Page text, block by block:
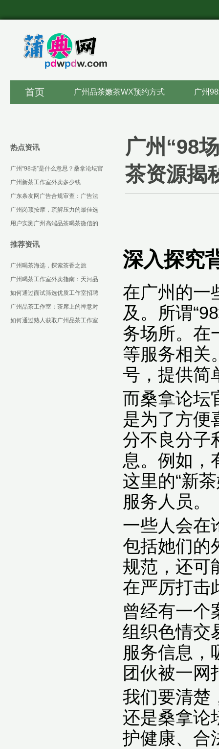
首页 广州品茶嫩茶WX预约方式 广州
广州“98
茶资源揭
深入探究
在广州的一
及。所谓
务场所。在
等服务相关
号，提供简
而桑拿论坛
是为了方便
分不良分子
息。例如，
这里的“新
服务人员。
一些人会在
包括她们的
规范，还可
在严厉打击
曾经有一个
组织色情交
服务信息，
团伙被一网
我们要清楚
还是桑拿论
护健康、合
热点资讯
广州“98场”是什么意思？桑拿论坛官
网与新茶嫩茶资源揭秘
广州新茶工作室外卖多少钱
广东条友网广告合规审查：广告法
最新修订要点解读
广州岗顶按摩，疏解压力的最佳选
择
用户实测广州高端品茶喝茶微信的
推荐资讯
广州喝茶海选，探索茶香之旅
广州喝茶工作室外卖指南：天河品
茶好去处与高端工作室联系方式电
话
如何通过面试筛选优质工作室招聘
信息？
广州品茶工作室：茶席上的禅意对
话
如何通过熟人获取广州品茶工作室